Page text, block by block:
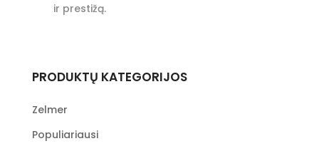
ir prestižą.
PRODUKTŲ KATEGORIJOS
Zelmer
Populiariausi